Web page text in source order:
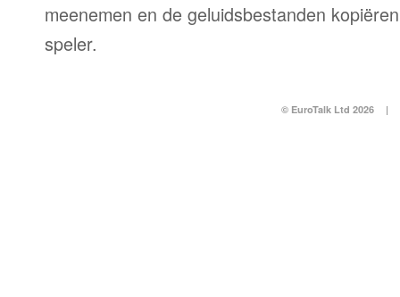
meenemen en de geluidsbestanden
speler.
© EuroTalk Ltd 2026 |